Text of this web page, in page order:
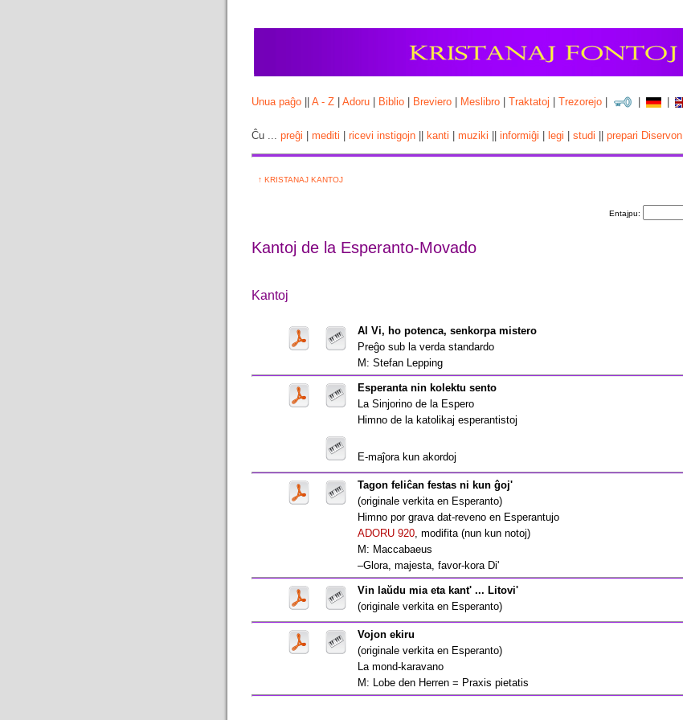
Unua paĝo ||A - Z |Adoru Biblio Breviero Meslibro |Traktatoj |Trezorejo
Ĉu ...preĝi |mediti |ricevi instigojn kanti |muziki ||informiĝi legi |studi ||prepari Diservon
↑ KRISTANAJ KANTOJ
Entajpu:
Kantoj de la Esperanto-Movado
Kantoj
Al Vi, ho potenca, senkorpa mistero
Preĝo sub la verda standardo
M: Stefan Lepping
Esperanta nin kolektu sento
La Sinjorino de la Espero
Himno de la katolikaj esperantistoj
E-maĵora kun akordoj
Tagon feliĉan festas ni kun ĝoj'
(originale verkita en Esperanto)
Himno por grava dat-reveno en Esperantujo
ADORU 920, modifita (nun kun notoj)
M: Maccabaeus
–Glora, majesta, favor-kora Di'
Vin laŭdu mia eta kant' ... Litovi'
(originale verkita en Esperanto)
Vojon ekiru
(originale verkita en Esperanto)
La mond-karavano
M: Lobe den Herren = Praxis pietatis